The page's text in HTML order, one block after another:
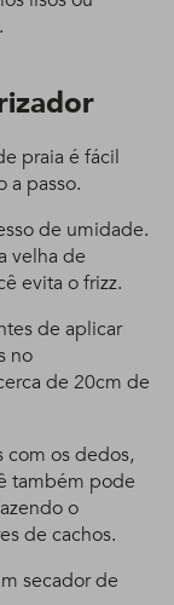
praia é fácil
a passo.
de umidade.
velha de
evita o frizz.
de aplicar
no
de 20cm de
com os dedos,
também pode
o
de cachos.
secador de